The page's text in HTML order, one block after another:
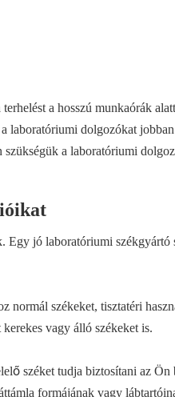
a hosszú munkaórák
laboratóriumi dolgozókat
a laboratóriumi
jó laboratóriumi székgyártó
normál székeket, tisztatéri
vagy álló székeket is.
széket tudja biztosítani az Ön
formájának vagy